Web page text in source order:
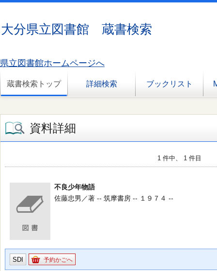
大分県立図書館 蔵書検索
県立図書館ホームページへ
蔵書検索トップ 詳細検索 ブックリスト
資料詳細
1 件中、 1 件目
不良少年物語
佐藤忠男／著 -- 筑摩書房 -- １９７４ --
SDI 予約かごへ